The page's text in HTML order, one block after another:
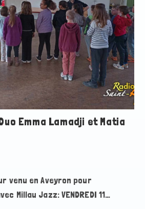
Emma Lamadji et Matia
venu en Aveyron pour
Millau Jazz: VENDREDI 11…